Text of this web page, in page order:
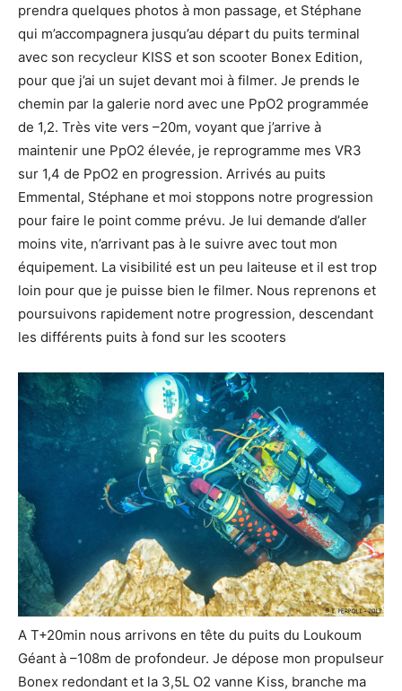
prendra quelques photos à mon passage, et Stéphane
qui m’accompagnera jusqu’au départ du puits terminal
avec son recycleur KISS et son scooter Bonex Edition,
pour que j’ai un sujet devant moi à filmer. Je prends le
chemin par la galerie nord avec une PpO2 programmée
de 1,2. Très vite vers –20m, voyant que j’arrive à
maintenir une PpO2 élevée, je reprogramme mes VR3
sur 1,4 de PpO2 en progression. Arrivés au puits
Emmental, Stéphane et moi stoppons notre progression
pour faire le point comme prévu. Je lui demande d’aller
moins vite, n’arrivant pas à le suivre avec tout mon
équipement. La visibilité est un peu laiteuse et il est trop
loin pour que je puisse bien le filmer. Nous reprenons et
poursuivons rapidement notre progression, descendant
les différents puits à fond sur les scooters
A T+20min nous arrivons en tête du puits du Loukoum
Géant à –108m de profondeur. Je dépose mon propulseur
Bonex redondant et la 3,5L O2 vanne Kiss, branche ma